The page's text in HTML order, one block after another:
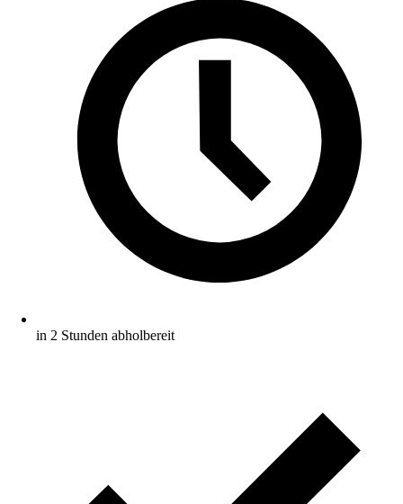
in 2 Stunden abholbereit